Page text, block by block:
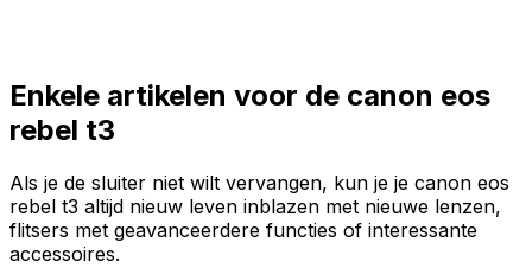
Enkele artikelen voor de canon eos
rebel t3
Als je de sluiter niet wilt vervangen, kun je je canon eos
rebel t3 altijd nieuw leven inblazen met nieuwe lenzen,
flitsers met geavanceerdere functies of interessante
accessoires.